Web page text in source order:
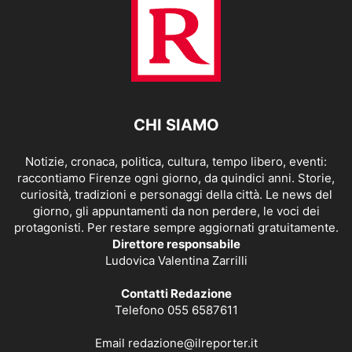
CHI SIAMO
Notizie, cronaca, politica, cultura, tempo libero, eventi:
raccontiamo Firenze ogni giorno, da quindici anni. Storie,
curiosità, tradizioni e personaggi della città. Le news del
giorno, gli appuntamenti da non perdere, le voci dei
protagonisti. Per restare sempre aggiornati gratuitamente.
Direttore responsabile
Ludovica Valentina Zarrilli
Contatti Redazione
Telefono 055 6587611
Email redazione@ilreporter.it